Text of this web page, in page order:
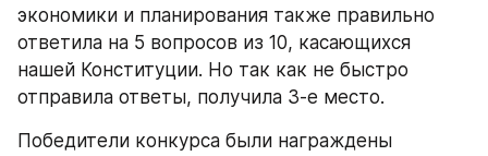
экономики и планирования также правильно
ответила на 5 вопросов из 10, касающихся
нашей Конституции. Но так как не быстро
отправила ответы, получила 3-е место.
Победители конкурса были награждены